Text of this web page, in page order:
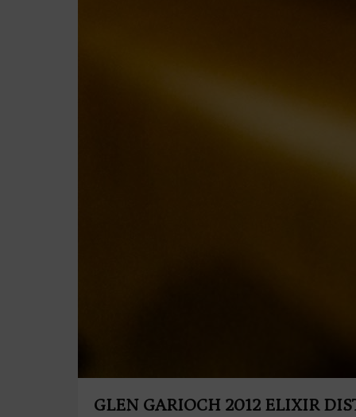
GLEN GARIOCH 2012 ELIXIR